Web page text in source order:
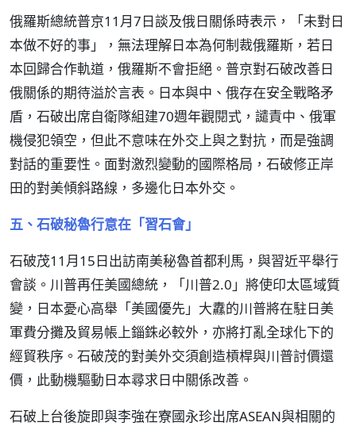
俄羅斯總統普京11月7日談及俄日關係時表示，「未對日
本做不好的事」，無法理解日本為何制裁俄羅斯，若日
本回歸合作軌道，俄羅斯不會拒絕。普京對石破改善日
俄關係的期待溢於言表。日本與中、俄存在安全戰略矛
盾，石破出席自衛隊組建70週年觀閱式，譴責中、俄軍
機侵犯領空，但此不意味在外交上與之對抗，而是強調
對話的重要性。面對激烈變動的國際格局，石破修正岸
田的對美傾斜路線，多邊化日本外交。
五、石破秘魯行意在「習石會」
石破茂11月15日出訪南美秘魯首都利馬，與習近平舉行
會談。川普再任美國總統，「川普2.0」將使印太區域質
變，日本憂心高舉「美國優先」大纛的川普將在駐日美
軍費分攤及貿易帳上錙銖必較外，亦將打亂全球化下的
經貿秩序。石破茂的對美外交須創造槓桿與川普討價還
價，此動機驅動日本尋求日中關係改善。
石破上台後旋即與李強在寮國永珍出席ASEAN與相關的